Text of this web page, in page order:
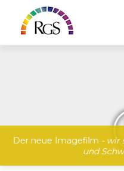
Der neue Imagefilm - wir
und